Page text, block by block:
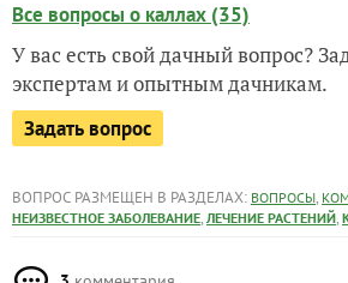
Все вопросы о каллах (35)
У вас есть свой дачный вопрос?
экспертам и опытным дачникам.
Задать вопрос
ВОПРОС РАЗМЕЩЕН В РАЗДЕЛАХ: ВОПРОСЫ,
НЕИЗВЕСТНОЕ ЗАБОЛЕВАНИЕ, ЛЕЧЕНИЕ РАСТЕНИЙ,